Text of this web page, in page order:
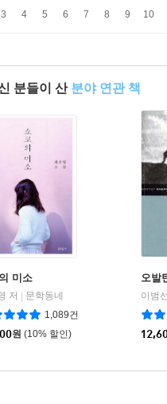
3 4 5 6 7 8 9 10
분들이 산 분야 연관 책
미소
저
문학동네
1,089건
원 (10% 할인)
오발
이범